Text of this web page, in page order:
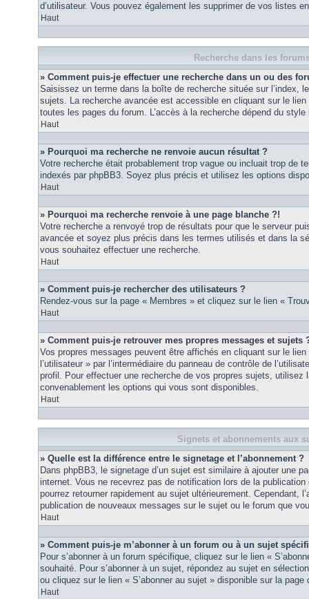
d’utilisateur. Vous pouvez également les supprimer de vos listes
Haut
Recherche dans les
» Comment puis-je effectuer une recherche dans un ou des
Saisissez un terme dans la boîte de recherche située sur l’index,
sujets. La recherche avancée est accessible en cliquant sur le
toutes les pages du forum. L’accès à la recherche dépend du style
Haut
» Pourquoi ma recherche ne renvoie aucun résultat ?
Votre recherche était probablement trop vague ou incluait trop de
indexés par phpBB3. Soyez plus précis et utilisez les options
Haut
» Pourquoi ma recherche renvoie à une page blanche ?!
Votre recherche a renvoyé trop de résultats pour que le serveur
avancée et soyez plus précis dans les termes utilisés et dans la
vous souhaitez effectuer une recherche.
Haut
» Comment puis-je rechercher des utilisateurs ?
Rendez-vous sur la page « Membres » et cliquez sur le lien «
Haut
» Comment puis-je retrouver mes propres messages et sujets
Vos propres messages peuvent être affichés en cliquant sur le
l’utilisateur » par l’intermédiaire du panneau de contrôle de
profil. Pour effectuer une recherche de vos propres sujets, utilisez
convenablement les options qui vous sont disponibles.
Haut
Signets et abonnements aux
» Quelle est la différence entre le signetage et l’abonnement ?
Dans phpBB3, le signetage d’un sujet est similaire à ajouter une
internet. Vous ne recevrez pas de notification lors de la publication
pourrez retourner rapidement au sujet ultérieurement. Cependant,
publication de nouveaux messages sur le sujet ou le forum que
Haut
» Comment puis-je m’abonner à un forum ou à un sujet
Pour s’abonner à un forum spécifique, cliquez sur le lien «
souhaité. Pour s’abonner à un sujet, répondez au sujet en
ou cliquez sur le lien « S’abonner au sujet » disponible sur la page
Haut